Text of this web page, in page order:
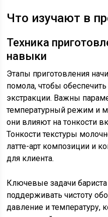
Что изучают в
Техника
навыки
Этапы приготовления
помола, чтобы
экстракции. Важны
температурный режим и
они влияют на тонкости
Тонкости текстуры
латте-арт композиции и
для клиента.
Ключевые задачи
поддерживать чистоту
давление и температуру,